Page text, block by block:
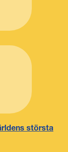
största